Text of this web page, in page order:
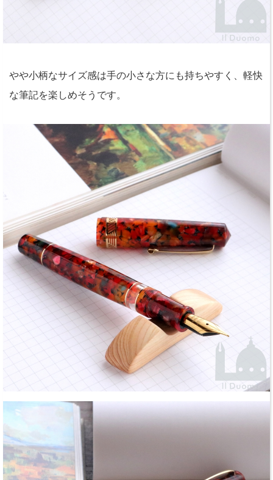
やや小柄なサイズ感は手の小さな方にも持ちやすく、軽快
な筆記を楽しめそうです。